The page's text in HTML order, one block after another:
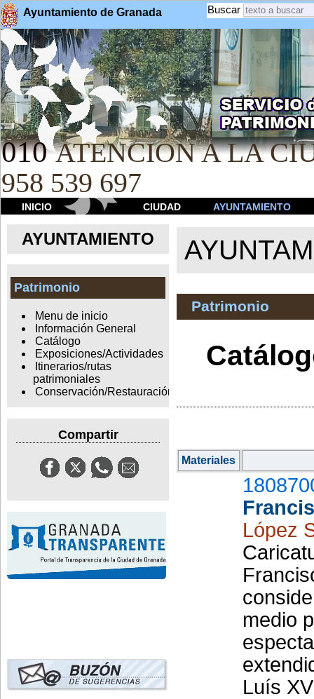
Ayuntamiento de Granada Buscar
010 ATENCION A LA
958 539 697
INICIO CIUDAD AYUNTAMIENTO
AYUNTAMIENTO
Patrimonio
Menu de inicio
Información General
Catálogo
Exposiciones/Actividades
Itinerarios/rutas
patrimoniales
Conservación/Restauración
Compartir
Patrimonio
Materiales
López
medio
Luís